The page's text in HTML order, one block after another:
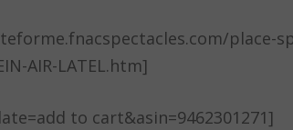
place-
AIR-LATEL.htm]
to cart&asin=9462301271]